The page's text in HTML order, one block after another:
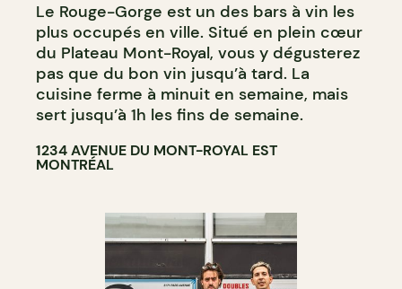
BAR À VIN
BAR À COCKTAIL
Le Rouge-Gorge est un des bars à vin les
plus occupés en ville. Situé en plein cœur
du Plateau Mont-Royal, vous y dégusterez
pas que du bon vin jusqu’à tard. La
cuisine ferme à minuit en semaine, mais
sert jusqu’à 1h les fins de semaine.
1234 AVENUE DU MONT-ROYAL EST
MONTRÉAL